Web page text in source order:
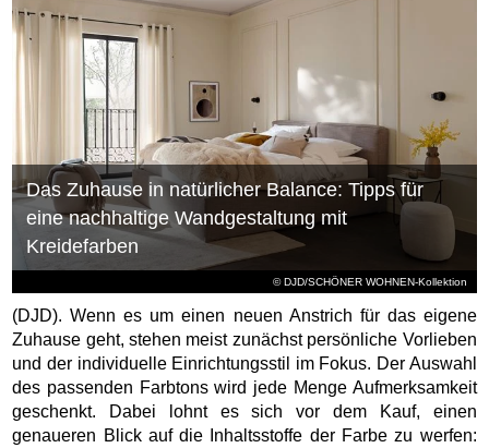
© DJD/SCHÖNER WOHNEN-Kollektion
Das Zuhause in natürlicher Balance: Tipps für
eine nachhaltige Wandgestaltung mit
Kreidefarben
(DJD). Wenn es um einen neuen Anstrich für das eigene
Zuhause geht, stehen meist zunächst persönliche Vorlieben
und der individuelle Einrichtungsstil im Fokus. Der Auswahl
des passenden Farbtons wird jede Menge Aufmerksamkeit
geschenkt. Dabei lohnt es sich vor dem Kauf, einen
genaueren Blick auf die Inhaltsstoffe der Farbe zu werfen: